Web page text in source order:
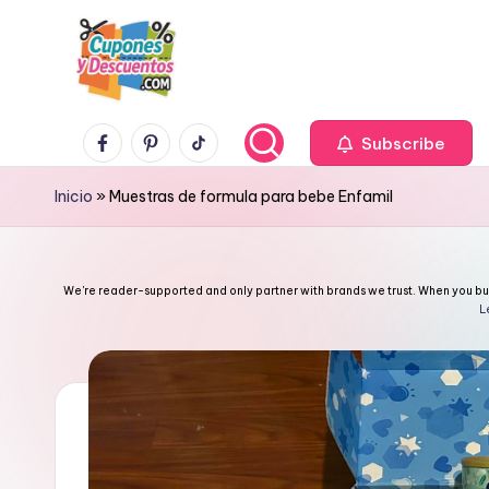
C
u
p
o
e
Ahorra
con
estas
ofertas
y
FacebookPinterestTikTok Subscribe
Inicio »Muestras de formula para bebe Enfamil
We're reader-supported and only partner with brands we trust. When you